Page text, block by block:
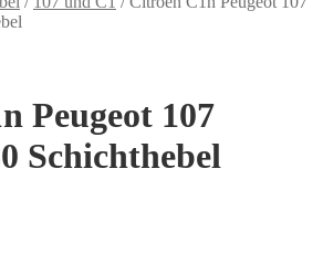
Peugeot 107
Schichthebel